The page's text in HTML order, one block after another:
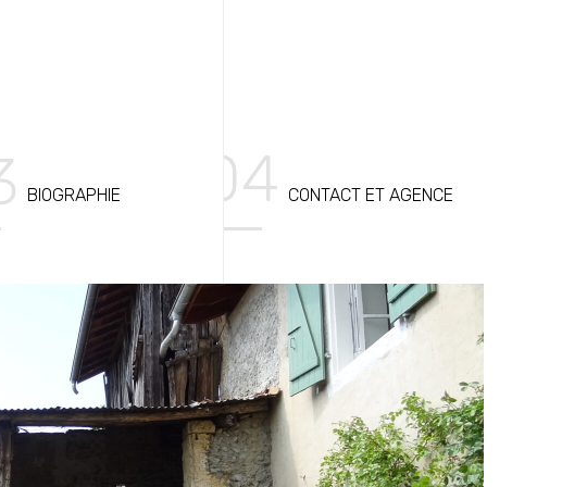
BIOGRAPHIE CONTACT ET AGENCE